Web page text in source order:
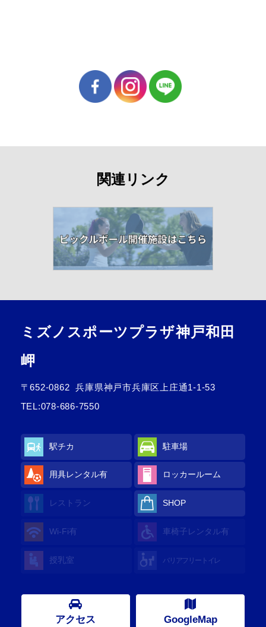
関連リンク
ミズノスポーツプラザ神戸和田
岬
〒652-0862
兵庫県神戸市兵庫区上庄通1-1-53
TEL:078-686-7550
駅チカ 駐車場
用具レンタル有 ロッカールーム
レストラン SHOP
Wi-Fi有 車椅子レンタル有
授乳室 バリアフリートイレ
アクセス GoogleMap